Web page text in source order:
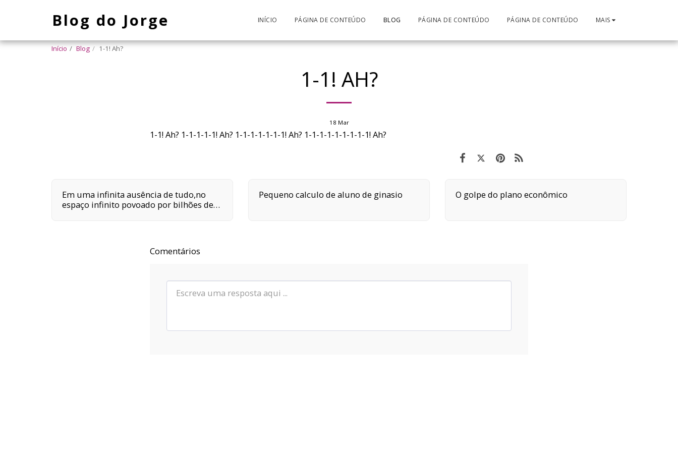
Blog do Jorge INÍCIO PÁGINA DE CONTEÚDO BLOG PÁGINA DE CONTEÚDO PÁGINA DE CONTEÚDO MAIS
Início Blog 1-1! Ah?
1-1! AH?
18 Mar
1-1! Ah? 1-1-1-1-1! Ah? 1-1-1-1-1-1-1! Ah? 1-1-1-1-1-1-1-1-1! Ah?
Em uma infinita ausência de tudo,no
espaço infinito povoado por bilhões de
neste lugar eu estou vivo.
Pequeno calculo de aluno de ginasio O golpe do plano econômico
Comentários